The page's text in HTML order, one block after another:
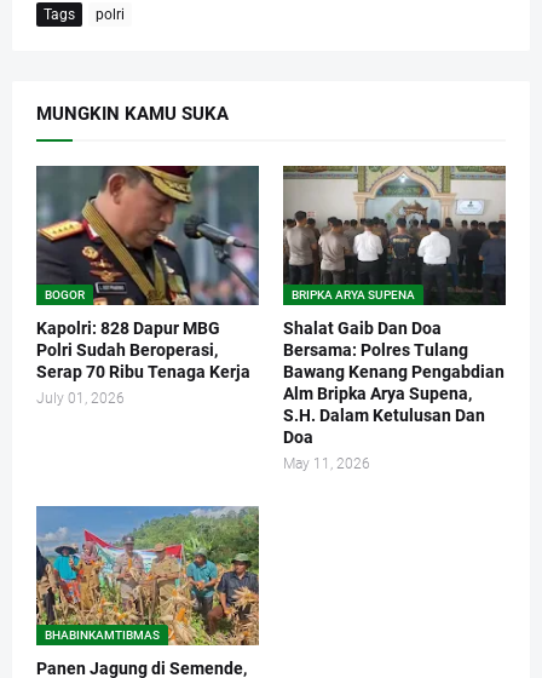
Tags polri
MUNGKIN KAMU SUKA
BOGOR
Kapolri: 828 Dapur MBG
Polri Sudah Beroperasi,
Serap 70 Ribu Tenaga Kerja
July 01, 2026
BRIPKA ARYA SUPENA
Shalat Gaib Dan Doa
Bersama: Polres Tulang
Bawang Kenang Pengabdian
Alm Bripka Arya Supena,
S.H. Dalam Ketulusan Dan
Doa
May 11, 2026
BHABINKAMTIBMAS
Panen Jagung di Semende,